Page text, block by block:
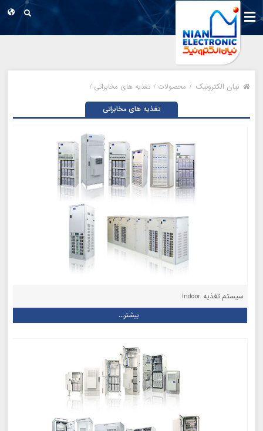
نیان الکترونیک / محصولات / تغذیه های مخابراتی /
تغذیه های مخابراتی
سیستم‌ تغذیه Indoor
بیشتر...